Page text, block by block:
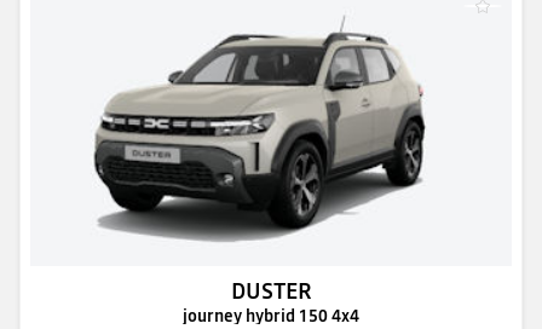
DUSTER
journey hybrid 150 4x4